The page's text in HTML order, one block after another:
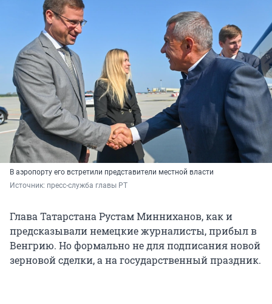
В аэропорту его встретили представители местной власти
Источник: пресс-служба главы РТ
Глава Татарстана Рустам Минниханов, как и
предсказывали немецкие журналисты, прибыл в
Венгрию. Но формально не для подписания новой
зерновой сделки, а на государственный праздник.